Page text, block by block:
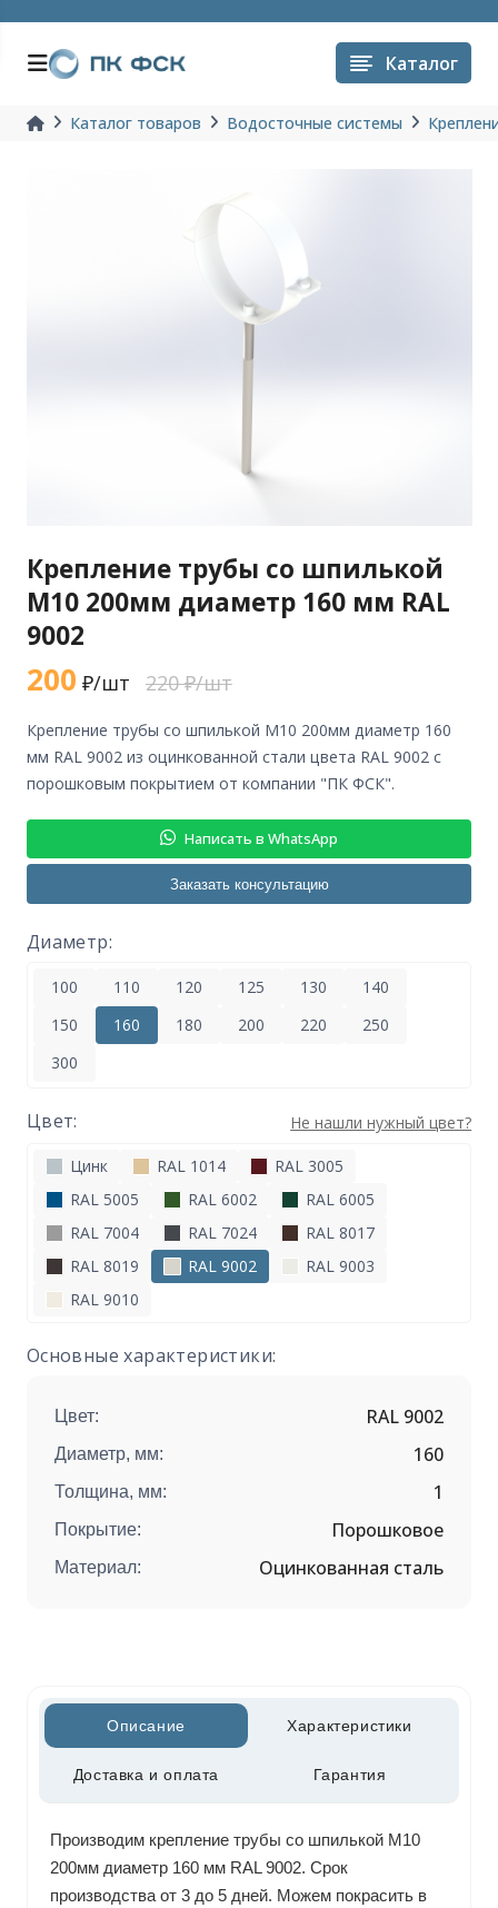
Каталог
Каталог товаров Водосточные системы
Крепление трубы со шпилькой
М10 200мм диаметр 160 мм RAL
9002
200 ₽/шт 220 ₽/шт
крепление трубы со шпилькой М10 200мм диаметр 160
мм RAL 9002 из оцинкованной стали цвета RAL 9002 с
порошковым покрытием от компании "ПК ФСК".
Написать в WhatsApp
Заказать консультацию
Диаметр:
100 110 120 125 130
140
150
160 180 200 220
250
300
Цвет: Не нашли нужный цвет?
Цинк RAL 1014
RAL 3005
RAL 5005
RAL 6002
RAL 6005
RAL 7004
RAL 7024
RAL 8017
RAL 8019
RAL 9002
RAL 9003
RAL 9010
Основные характеристики:
Цвет: RAL 9002
Диаметр, мм: 160
Толщина, мм: 1
Покрытие: Порошковое
Материал: Оцинкованная сталь
Описание Характеристики
Доставка и оплата Гарантия
Производим крепление трубы со шпилькой М10
200мм диаметр 160 мм RAL 9002. Срок
производства от 3 до 5 дней. Можем покрасить в